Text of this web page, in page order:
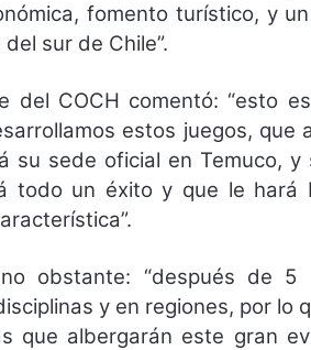
fomento turístico, y
sur de Chile”.
del COCH comentó: “esto
estos juegos, que
su sede oficial en Temuco,
todo un éxito y que le hará
obstante: “después de 5
y en regiones, por lo
que albergarán este gran